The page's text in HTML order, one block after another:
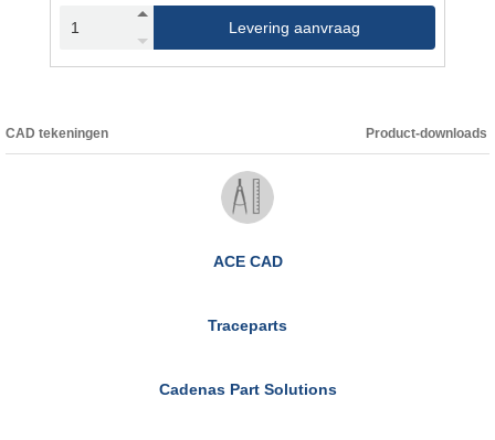
Levering aanvraag
CAD tekeningen Product-downloads
ACE CAD
Traceparts
Cadenas Part Solutions